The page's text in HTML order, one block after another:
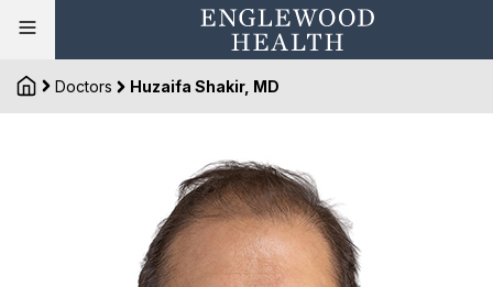
Doctors Huzaifa Shakir, MD